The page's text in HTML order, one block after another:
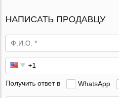
НАПИСАТЬ ПРОДАВЦУ
Получить ответ в WhatsApp